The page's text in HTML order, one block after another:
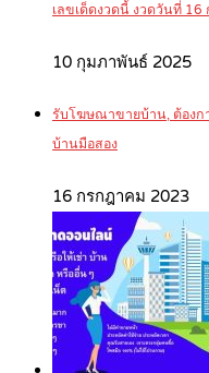
เลขเด็ดงวดนี้ งวดวันที่
10 กุมภาพันธ์ 2025
รับโฆษณาขายบ้าน, ต้อง
บ้านมือสอง
16 กรกฎาคม 2023